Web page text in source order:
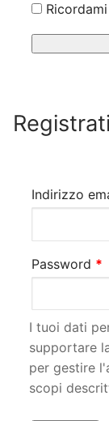
Ricordami
Registrati
Indirizzo
Password *
I tuoi dati
supportare
per gestire
scopi